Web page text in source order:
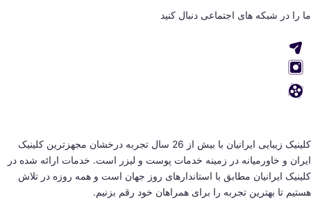
ما را در شبکه های اجتماعی دنبال کنید
کلینیک‌ زیبایی ایرانیان با بیش از 26 سال تجربه درخشان مجهزترین کلینیک
ایران و خاورمیانه در زمینه خدمات پوست و لیزر است. خدمات ارائه شده در
کلینیک ایرانیان مطابق با استاندارهای روز جهان است و همه روزه در تلاش
هستیم تا بهترین تجربه را برای همراهان خود رقم بزنیم.